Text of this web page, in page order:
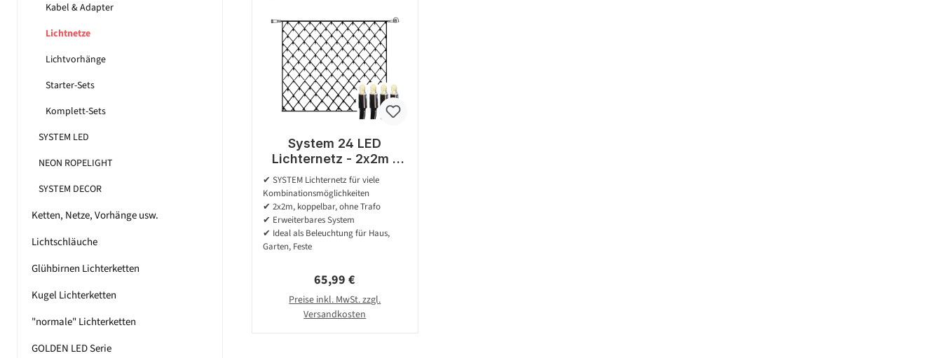
Kabel & Adapter
Lichtnetze
Lichtvorhänge
Starter-Sets
Komplett-Sets
SYSTEM LED
NEON ROPELIGHT
SYSTEM DECOR
Ketten, Netze, Vorhänge usw.
Lichtschläuche
Glühbirnen Lichterketten
Kugel Lichterketten
"normale" Lichterketten
GOLDEN LED Serie
System 24 LED
Lichternetz - 2x2m -
140 warmweiße LED -
koppelbar - ohne Trafo
✔ SYSTEM Lichternetz für viele
Kombinationsmöglichkeiten
✔ 2x2m, koppelbar, ohne Trafo
✔ Erweiterbares System
✔ Ideal als Beleuchtung für Haus,
Garten, Feste
Regulärer Preis:
65,99 €
Preise inkl. MwSt. zzgl.
Versandkosten